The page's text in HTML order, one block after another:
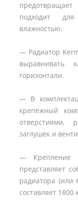
подходит
влажностью.
— Радиатор
горизонтали.
— В
крепёжный
отверстиями,
заглушек и
— Крепление
представляет
радиатора (или
составляет 1800